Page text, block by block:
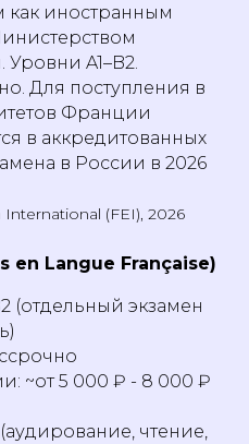
как иностранным
A1–B2.
Для поступления в
Франции
в аккредитованных
в России в 2026
(FEI), 2026
en Langue Française)
(отдельный экзамен
~от 5 000 ₽ - 8 000 ₽
чтение,